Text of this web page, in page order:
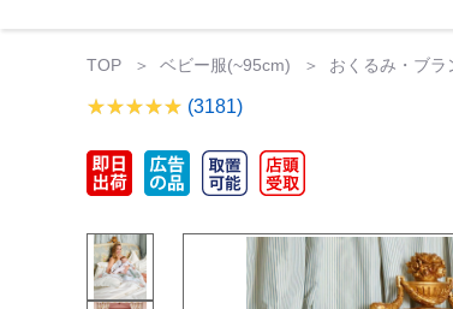
TOP ベビー服(~95cm) おくるみ・ブラ
(3181)